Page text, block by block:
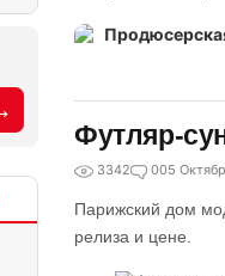
Футляр-
3342 005
Парижский дом
релиза и цене.